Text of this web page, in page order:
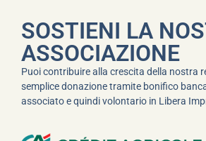
SOSTIENI LA
ASSOCIAZIONE
Puoi contribuire alla crescita della nostra
semplice donazione tramite bonifico
associato e quindi volontario in Libera